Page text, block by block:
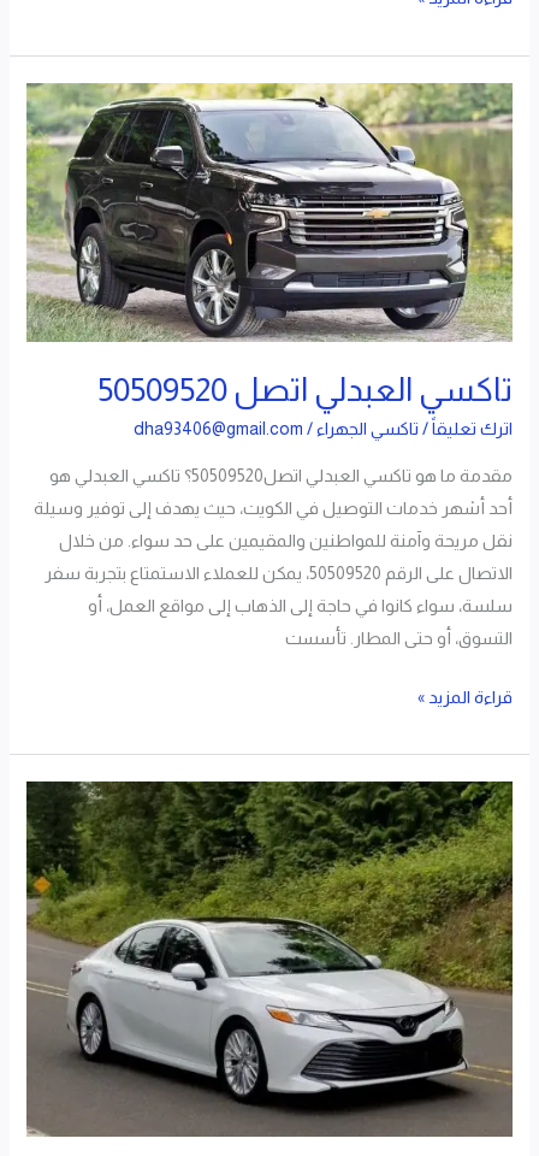
تاكسي العبدلي اتصل 50509520
اترك تعليقاً / تاكسي الجهراء/
dha93406@gmail.com
مقدمة ما هو تاكسي العبدلي اتصل50509520؟ تاكسي العبدلي هو
أحد أشهر خدمات التوصيل في الكويت، حيث يهدف إلى توفير وسيلة
نقل مريحة وآمنة للمواطنين والمقيمين على حد سواء. من خلال
الاتصال على الرقم 50509520، يمكن للعملاء الاستمتاع بتجربة سفر
سلسة، سواء كانوا في حاجة إلى الذهاب إلى مواقع العمل، أو
التسوق، أو حتى المطار. تأسست
تاكسي
العبدلي
50509520
قراءة المزيد »
تاكسي
الخيران
اطلب
50509520